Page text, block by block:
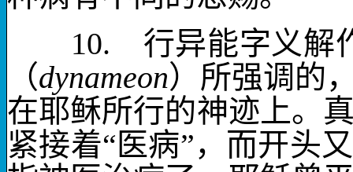
10.
行异能字义解
（dynameon）所强调的
在耶稣所行的神迹上。
紧接着“医病”，而开头